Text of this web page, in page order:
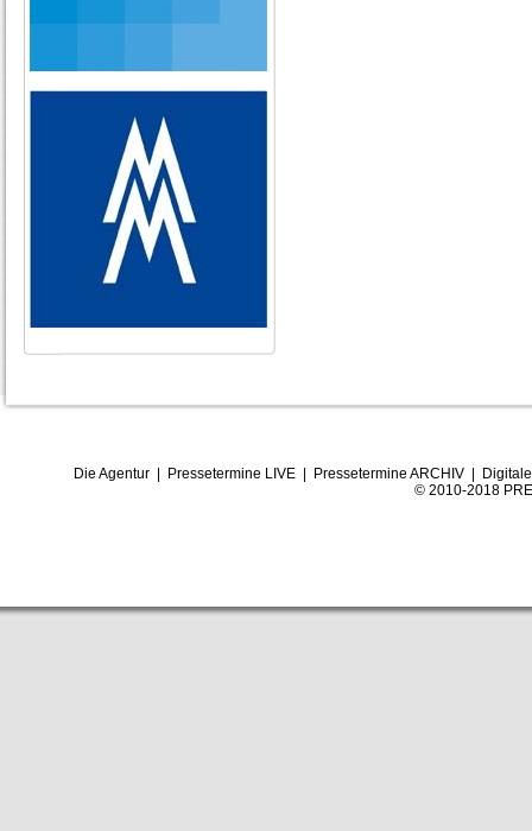
Die Agentur| Pressetermine LIVE| Pressetermine ARCHIV|
© 2010-2018